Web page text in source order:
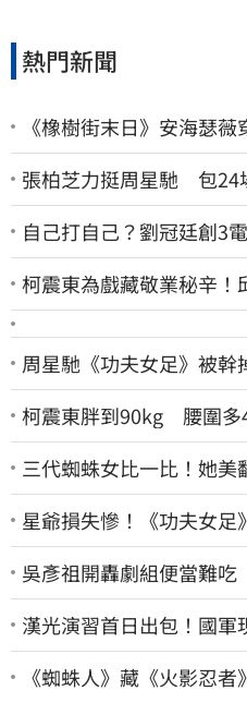
熱門新聞
《橡樹街末日》安海瑟
張柏芝力挺周星馳 包24
自己打自己？劉冠廷創3
柯震東為戲藏敬業秘辛！
周星馳《功夫女足》被
柯震東胖到90kg 腰圍多
三代蜘蛛女比一比！她美
星爺損失慘！《功夫女足
吳彥祖開轟劇組便當難
漢光演習首日出包！國軍
撿到零件…軍方說話了
《蜘蛛人》藏《火影忍